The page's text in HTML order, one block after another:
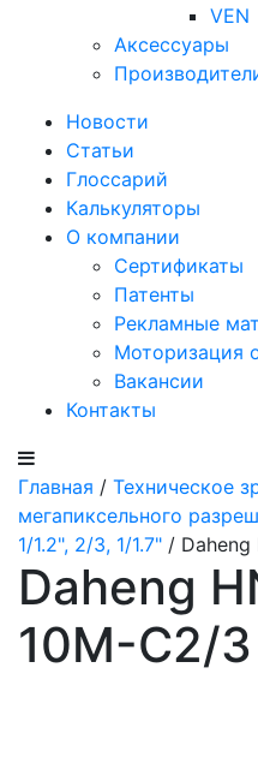
VEN
Аксессуары
Новости
Статьи
Глоссарий
Калькуляторы
О компании
Сертификаты
Патенты
Рекламные
Моторизация
Вакансии
Контакты
Главная / Техническое
мегапиксельного
1/1.2", 2/3, 1/1.7" / Daheng
Daheng
10M-C2/3